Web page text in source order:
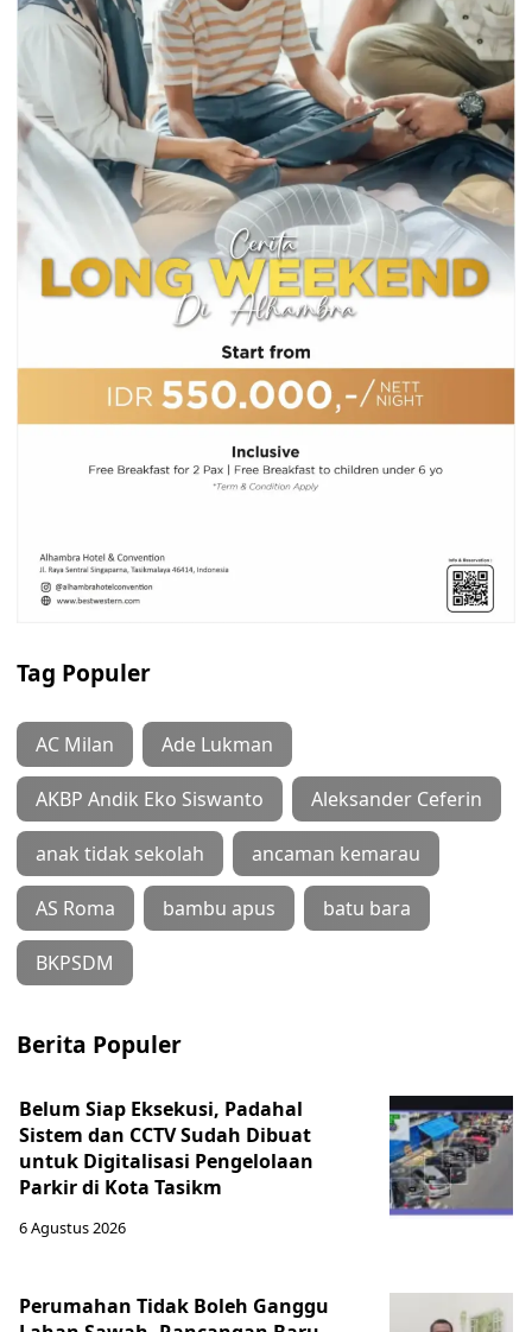
Tag Populer
AC Milan Ade Lukman
AKBP Andik Eko Siswanto Aleksander Ceferin
anak tidak sekolah ancaman kemarau
AS Roma bambu apus batu bara
BKPSDM
Berita Populer
Belum Siap Eksekusi, Padahal
Sistem dan CCTV Sudah Dibuat
untuk Digitalisasi Pengelolaan
Parkir di Kota Tasikm
6 Agustus 2026
Perumahan Tidak Boleh Ganggu